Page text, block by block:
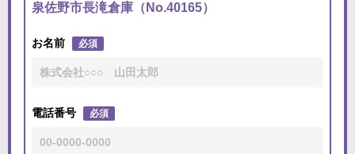
泉佐野市長滝倉庫（No.40165）
お名前 必須
電話番号 必須